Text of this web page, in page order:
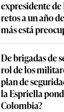
expresidente de
retos a un año
más está
De brigadas de
rol de los
plan de
la Espriella
Colombia?